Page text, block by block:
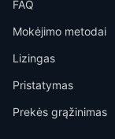
FAQ
Mokėjimo metodai
Lizingas
Pristatymas
Prekės grąžinimas